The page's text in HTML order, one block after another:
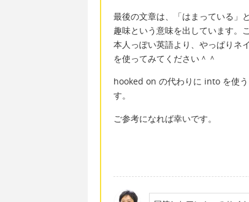
最後の文章は、「はまっている」
趣味という意味を出しています。
本人っぽい英語より、やっぱりネ
を使ってみてください＾＾
hooked on の代わりに into を使
す。
ご参考になれば幸いです。